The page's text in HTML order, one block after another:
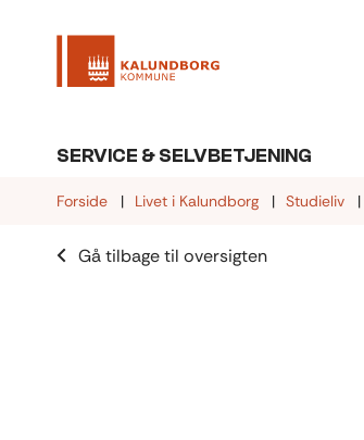
SERVICE & SELVBETJENING
Forside Livet i Kalundborg Studieliv
Gå tilbage til oversigten